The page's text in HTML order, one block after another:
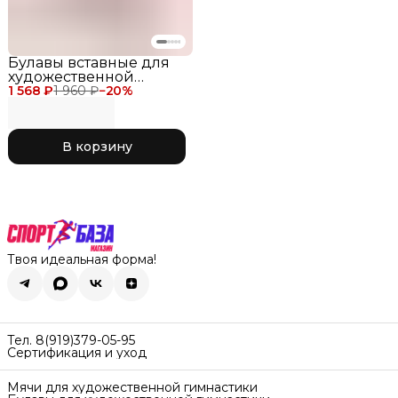
1 568 ₽1 960 ₽−20%
Булавы вставные для
художественной
гимнастики Verba
Черный
В корзину
Твоя идеальная форма!
Тел. 8(919)379-05-95
Сертификация и уход
Мячи для художественной гимнастики